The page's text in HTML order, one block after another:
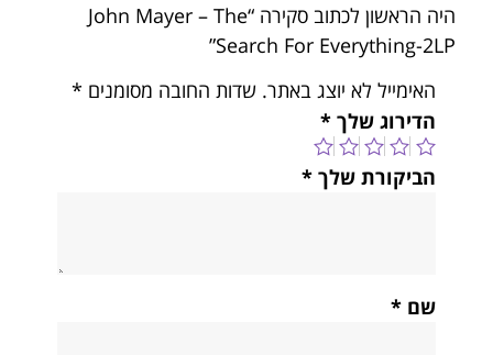
היה הראשון לכתוב סקירה “John Mayer – The
Search For Everything-2LP”
האימייל לא יוצג באתר. שדות החובה מסומנים *
הדירוג שלך *
הביקורת שלך *
שם *